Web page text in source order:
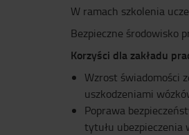
W ramach szkolenia
Bezpieczne środowisko
Korzyści dla zakładu
Wzrost świadomości
uszkodzeniami
Poprawa
tytułu ubezpieczenia